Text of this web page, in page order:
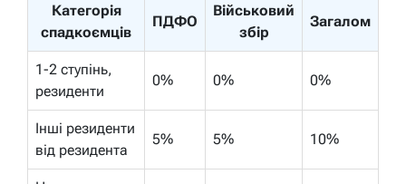
Категорія
спадкоємців
ПДФО
Військовий
збір
Загалом
1-2 ступінь,
резиденти
0% 0% 0%
Інші резиденти
від резидента
5% 5% 10%